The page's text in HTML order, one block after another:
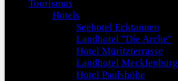
Tourismus
Hotels
Seehotel Ecktannen
Landhotel "Die Arche"
Hotel Müritzterrasse
Landhotel Mecklenburg
Hotel Paulshöhe